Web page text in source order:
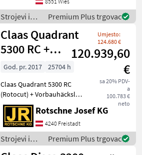
Voranmeldung möglich
Komora
Strojevi i
oprema za
travu i
baliranje /
Claas
Premium Plus trgovac
Claas Quadrant
5300 RC +
Vorbauhäcksler
Umjesto:
124.680 €
120.939,60
€
sa 20% PDV-
a
100.783 €
neto
God. pr. 2017
25704 h
Claas Quadrant 5300 RC
(Rotocut) + Vorbauhäcksler
(Baujahr 2017)
Großpackenpresse mit
Schneidwerk Rotocut
Schneidwerk mit 25 Messer
Vorbauhäcksler Krassort
Rotschne Josef KG
4240 Freistadt
Strojevi i
oprema za
Premium Plus trgovac